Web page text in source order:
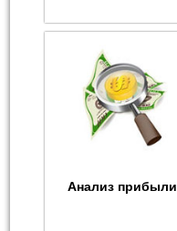
Анализ прибыли